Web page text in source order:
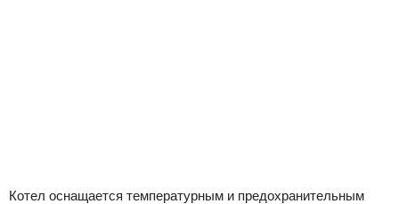
Котел оснащается температурным и предохранительным